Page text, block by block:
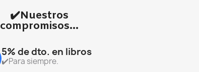
✔️Nuestros
compromisos...
5% de dto. en libros
✔️Para siempre.